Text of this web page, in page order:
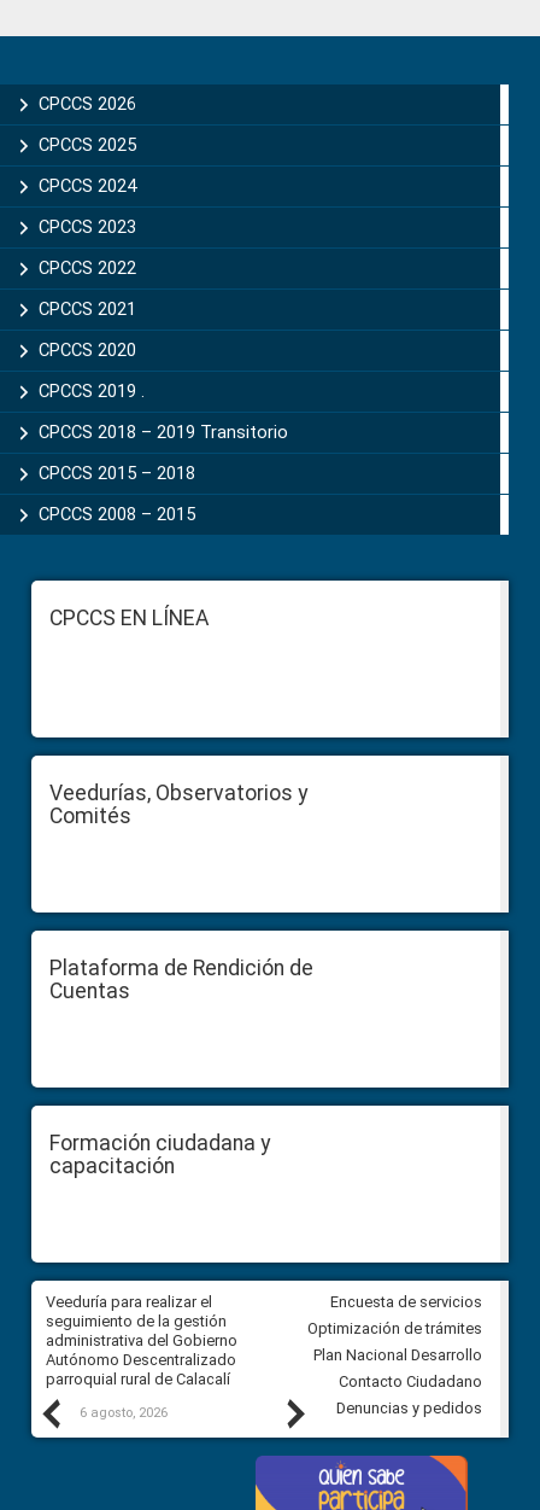
Sidebar
CPCCS 2026
CPCCS 2025
CPCCS 2024
CPCCS 2023
CPCCS 2022
CPCCS 2021
CPCCS 2020
CPCCS 2019 .
CPCCS 2018 – 2019 Transitorio
CPCCS 2015 – 2018
CPCCS 2008 – 2015
FooterCPCCS EN LÍNEA
Veedurías, Observatorios y
Comités
Plataforma de Rendición de
Cuentas
Formación ciudadana y
capacitación
Previous
Veeduría para realizar el
seguimiento de la gestión
administrativa del Gobierno
Autónomo Descentralizado
parroquial rural de Calacalí
6 agosto, 2026
Veeduría para vigilar los
derivados de la Audiencia
comunidad Urbina, parroquia
Carolina
5 agosto, 2026
Next
Encuesta de servicios
Optimización de trámites
Plan Nacional Desarrollo
Contacto Ciudadano
Denuncias y pedidos